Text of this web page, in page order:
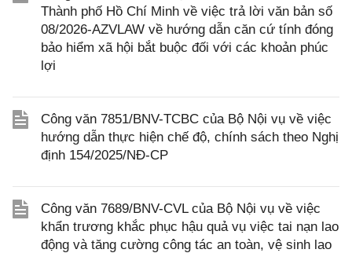
Thành phố Hồ Chí Minh về việc trả lời văn bản số
08/2026-AZVLAW về hướng dẫn căn cứ tính đóng
bảo hiểm xã hội bắt buộc đối với các khoản phúc
lợi
Công văn 7851/BNV-TCBC của Bộ Nội vụ về việc
hướng dẫn thực hiện chế độ, chính sách theo Nghị
định 154/2025/NĐ-CP
Công văn 7689/BNV-CVL của Bộ Nội vụ về việc
khẩn trương khắc phục hậu quả vụ việc tai nạn lao
động và tăng cường công tác an toàn, vệ sinh lao